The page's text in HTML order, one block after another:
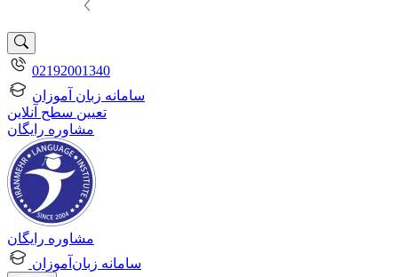
02192001340
سامانه زبان آموزان
تعیین سطح آنلاین
مشاوره رایگان
مشاوره رایگان
سامانه زبان‌آموزان